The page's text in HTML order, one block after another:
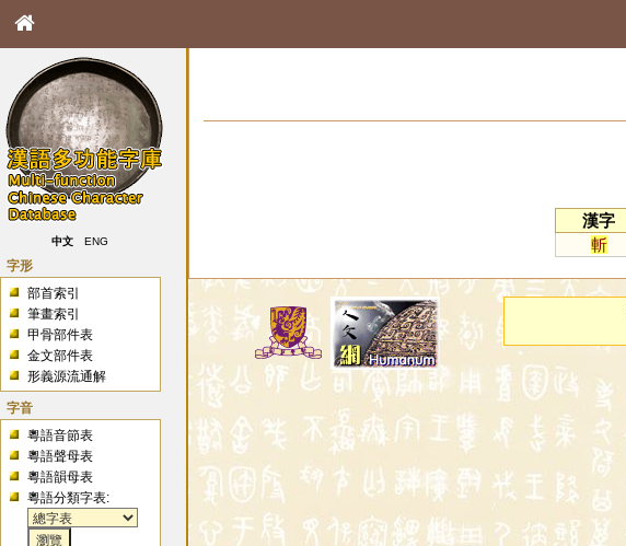
中文 ENG
字形
部首索引
筆畫索引
甲骨部件表
金文部件表
形義源流通解
字音
粵語音節表
粵語聲母表
粵語韻母表
粵語分類字表:
漢字
斬